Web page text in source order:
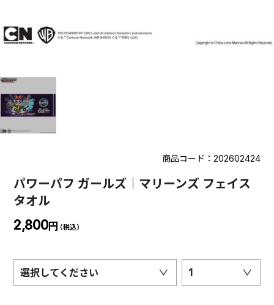
商品コード：202602424
パワーパフ ガールズ｜マリーンズ フェイス
タオル
2,800円 （税込）
選択してください 1